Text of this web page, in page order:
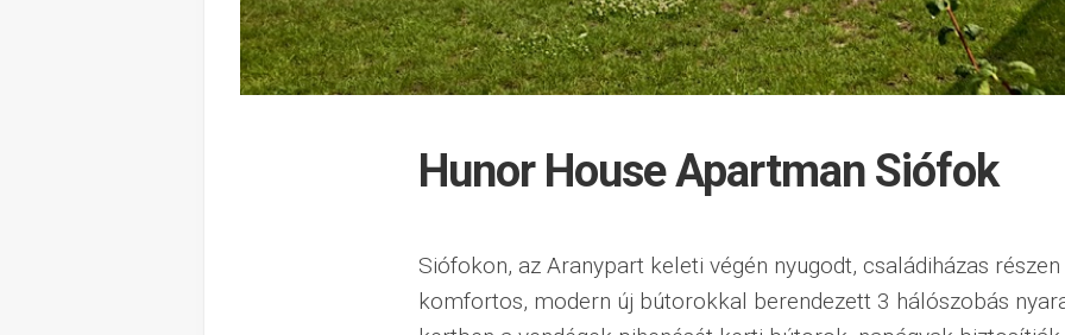
Hunor House Apartman Siófok
Siófokon, az Aranypart keleti végén nyugodt, családiházas
komfortos, modern új bútorokkal berendezett 3 hálószobás